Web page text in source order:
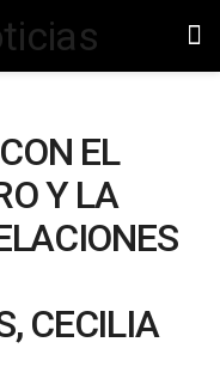
EL
Y LA
CECILIA